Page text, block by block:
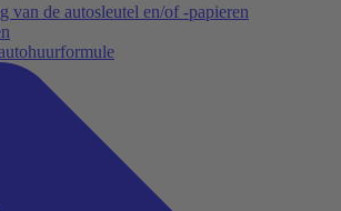
van de autosleutel en/of -papieren